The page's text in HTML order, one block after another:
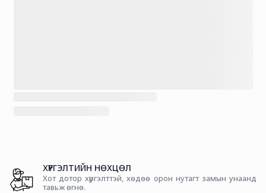
Хот дотор хүргэлттэй, хөдөө орон нутагт замын унаанд
тавьж өгнө.
ХҮРГЭЛТИЙН НӨХЦӨЛ